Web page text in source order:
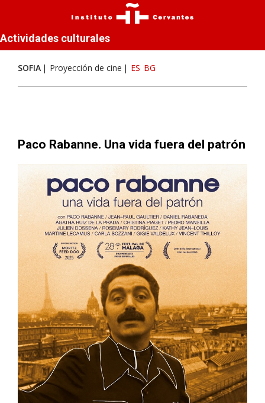
Actividades culturales
SOFIA Proyección de cine ES BG
Paco Rabanne. Una vida fuera del patrón